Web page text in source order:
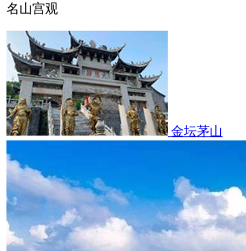
名山宫观
金坛茅山